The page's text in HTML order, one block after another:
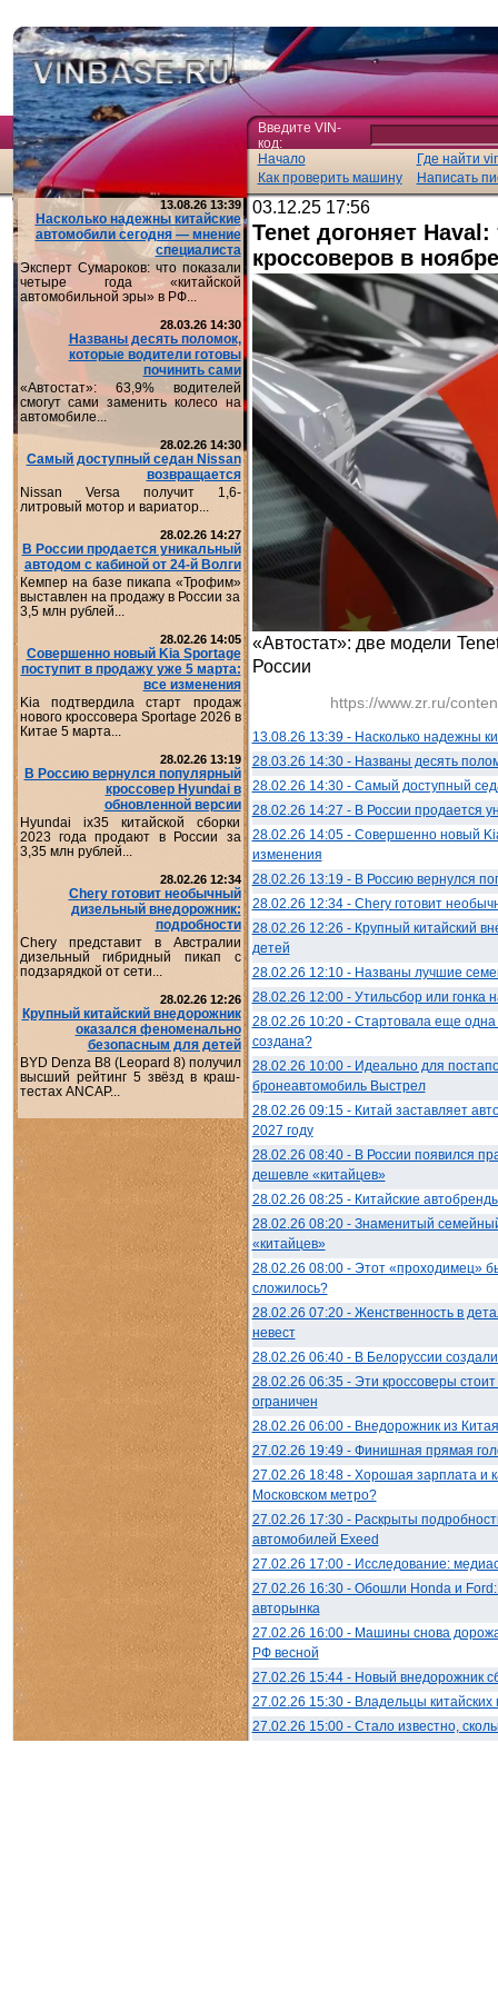
Введите VIN-
код:
Начало
Где найти
Как проверить машину
Написать
13.08.26 13:39
Насколько надежны китайские
автомобили сегодня — мнение
специалиста
Эксперт Сумароков: что показали
четыре года «китайской
автомобильной эры» в РФ...
28.03.26 14:30
Названы десять поломок,
которые водители готовы
починить сами
«Автостат»: 63,9% водителей
смогут сами заменить колесо на
автомобиле...
28.02.26 14:30
Самый доступный седан Nissan
возвращается
Nissan Versa получит 1,6-
литровый мотор и вариатор...
28.02.26 14:27
В России продается уникальный
автодом с кабиной от 24-й Волги
Кемпер на базе пикапа «Трофим»
выставлен на продажу в России за
3,5 млн рублей...
28.02.26 14:05
Совершенно новый Kia Sportage
поступит в продажу уже 5 марта:
все изменения
Kia подтвердила старт продаж
нового кроссовера Sportage 2026 в
Китае 5 марта...
28.02.26 13:19
В Россию вернулся популярный
кроссовер Hyundai в
обновленной версии
Hyundai ix35 китайской сборки
2023 года продают в России за
3,35 млн рублей...
28.02.26 12:34
Chery готовит необычный
дизельный внедорожник:
подробности
Chery представит в Австралии
дизельный гибридный пикап с
подзарядкой от сети...
28.02.26 12:26
Крупный китайский внедорожник
оказался феноменально
безопасным для детей
BYD Denza B8 (Leopard 8) получил
высший рейтинг 5 звёзд в краш-
тестах ANCAP...
03.12.25 17:56
Tenet догоняет
кроссоверов в ноябре
«Автостат»: две модели
России
https://www.zr.ru/
13.08.26 13:39 - Насколько надежны
28.03.26 14:30 - Названы десять
28.02.26 14:30 - Самый доступный
28.02.26 14:27 - В России продается
28.02.26 14:05 - Совершенно новый
изменения
28.02.26 13:19 - В Россию вернулся
28.02.26 12:34 - Chery готовит
28.02.26 12:26 - Крупный китайский
детей
28.02.26 12:10 - Названы лучшие
28.02.26 12:00 - Утильсбор или
28.02.26 10:20 - Стартовала еще
создана?
28.02.26 10:00 - Идеально для
бронеавтомобиль Выстрел
28.02.26 09:15 - Китай заставляет
2027 году
28.02.26 08:40 - В России появился
дешевле «китайцев»
28.02.26 08:25 - Китайские
28.02.26 08:20 - Знаменитый
«китайцев»
28.02.26 08:00 - Этот «проходимец»
сложилось?
28.02.26 07:20 - Женственность в
невест
28.02.26 06:40 - В Белоруссии
28.02.26 06:35 - Эти кроссоверы
ограничен
28.02.26 06:00 - Внедорожник из
27.02.26 19:49 - Финишная прямая
27.02.26 18:48 - Хорошая зарплата и
Московском метро?
27.02.26 17:30 - Раскрыты
автомобилей Exeed
27.02.26 17:00 - Исследование:
27.02.26 16:30 - Обошли Honda и Ford:
авторынка
27.02.26 16:00 - Машины снова
РФ весной
27.02.26 15:44 - Новый внедорожник
27.02.26 15:30 - Владельцы
27.02.26 15:00 - Стало известно,